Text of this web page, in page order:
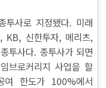
투사로 지정됐다. 미래
KB, 신한투자, 메리츠,
투사다. 종투사가 되면
브로커리지 사업을 할
여 한도가 100%에서